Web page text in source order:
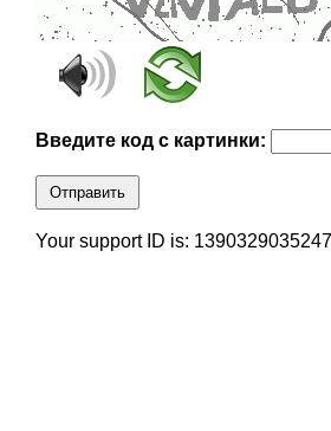
Введите код с картинки:
Отправить
Your support ID is: